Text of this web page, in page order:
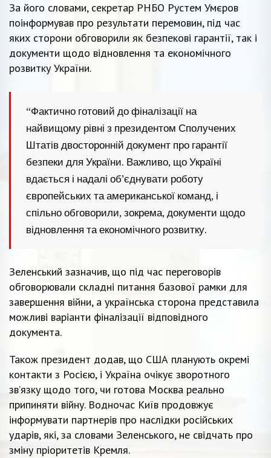
За його словами, секретар РНБО Рустем Умєров
поінформував про результати перемовин, під час
яких сторони обговорили як безпекові гарантії, так і
документи щодо відновлення та економічного
розвитку України.
“Фактично готовий до фіналізації на
найвищому рівні з президентом Сполучених
Штатів двосторонній документ про гарантії
безпеки для України. Важливо, що Україні
вдається і надалі об’єднувати роботу
європейських та американської команд, і
спільно обговорили, зокрема, документи щодо
відновлення та економічного розвитку.
Зеленський зазначив, що під час переговорів
обговорювали складні питання базової рамки для
завершення війни, а українська сторона представила
можливі варіанти фіналізації відповідного
документа.
Також президент додав, що США планують окремі
контакти з Росією, і Україна очікує зворотного
зв’язку щодо того, чи готова Москва реально
припиняти війну. Водночас Київ продовжує
інформувати партнерів про наслідки російських
ударів, які, за словами Зеленського, не свідчать про
зміну пріоритетів Кремля.